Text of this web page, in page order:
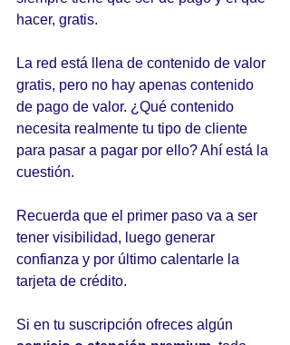
hacer, gratis.
La red está llena de contenido de valor
gratis, pero no hay apenas contenido
de pago de valor. ¿Qué contenido
necesita realmente tu tipo de cliente
para pasar a pagar por ello? Ahí está la
cuestión.
Recuerda que el primer paso va a ser
tener visibilidad, luego generar
confianza y por último calentarle la
tarjeta de crédito.
Si en tu suscripción ofreces algún